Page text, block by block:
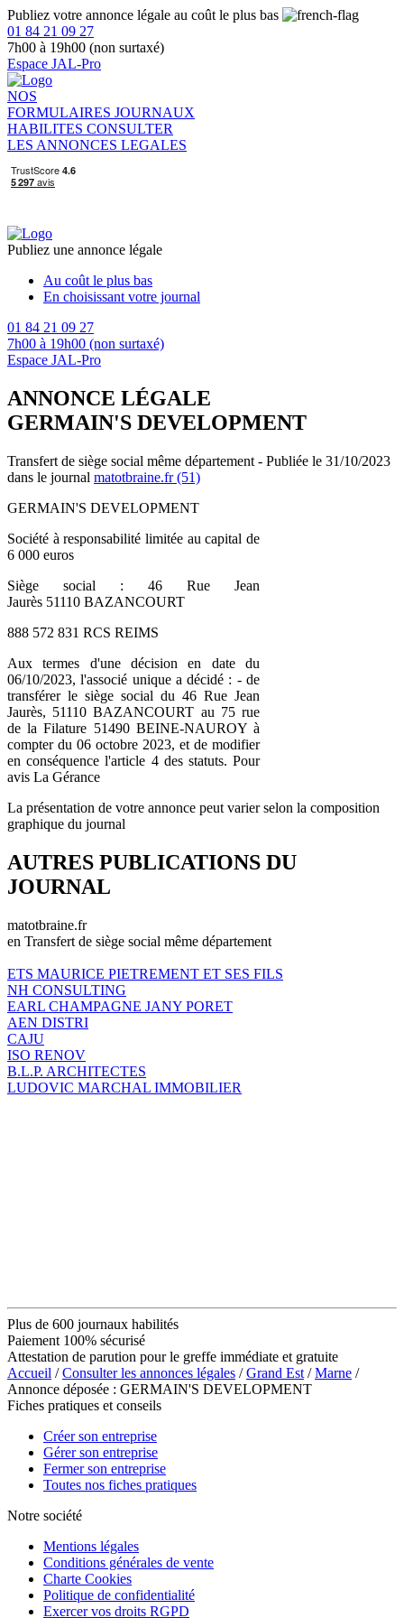
Publiez votre annonce légale au coût le plus bas
01 84 21 09 27
7h00 à 19h00 (non surtaxé)
Espace JAL-Pro
NOS
FORMULAIRES JOURNAUX
HABILITES CONSULTER
LES ANNONCES LEGALES
Publiez une annonce légale
Au coût le plus bas
En choisissant votre journal
01 84 21 09 27
7h00 à 19h00 (non surtaxé)
Espace JAL-Pro
ANNONCE LÉGALE
GERMAIN'S DEVELOPMENT
Transfert de siège social même département - Publiée le 31/10/2023
dans le journal matotbraine.fr (51)
GERMAIN'S DEVELOPMENT
Société à responsabilité limitée au capital de
6 000 euros
Siège social : 46 Rue Jean
Jaurès 51110 BAZANCOURT
888 572 831 RCS REIMS
Aux termes d'une décision en date du
06/10/2023, l'associé unique a décidé : - de
transférer le siège social du 46 Rue Jean
Jaurès, 51110 BAZANCOURT au 75 rue
de la Filature 51490 BEINE-NAUROY à
compter du 06 octobre 2023, et de modifier
en conséquence l'article 4 des statuts. Pour
avis La Gérance
La présentation de votre annonce peut varier selon la composition
graphique du journal
AUTRES PUBLICATIONS DU
JOURNAL
matotbraine.fr
en Transfert de siège social même département
ETS MAURICE PIETREMENT ET SES FILS
NH CONSULTING
EARL CHAMPAGNE JANY PORET
AEN DISTRI
CAJU
ISO RENOV
B.L.P. ARCHITECTES
LUDOVIC MARCHAL IMMOBILIER
Plus de 600 journaux habilités
Paiement 100% sécurisé
Attestation de parution pour le greffe immédiate et gratuite
Accueil /Consulter les annonces légales /Grand Est /Marne /
Annonce déposée : GERMAIN'S DEVELOPMENT
Fiches pratiques et conseils
Créer son entreprise
Gérer son entreprise
Fermer son entreprise
Toutes nos fiches pratiques
Notre société
Mentions légales
Conditions générales de vente
Charte Cookies
Politique de confidentialité
Exercer vos droits RGPD